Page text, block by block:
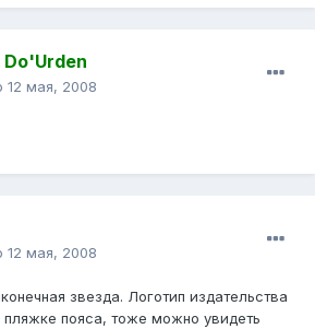
12 мая, 2008
12 мая, 2008
звезда. Логотип издательства
пляжке пояса, тоже можно увидеть